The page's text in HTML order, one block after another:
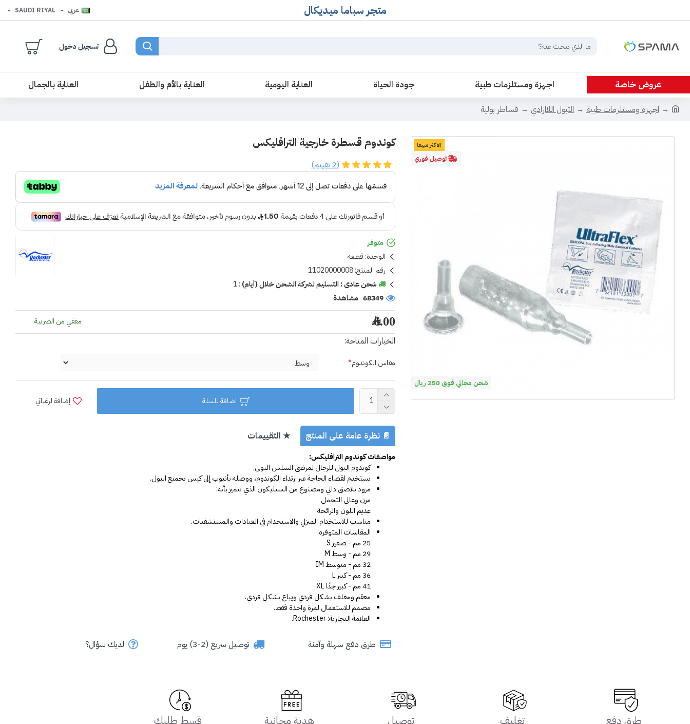
متجر سباما ميديكال عربي SAUDI RIYAL
تسجيل دخول
عروض خاصة اجهزة ومستلزمات طبية جودة الحياة العناية اليومية العناية بالأم والطفل
العناية بالجمال
اجهزة ومستلزمات طبية
التبول اللاارادي قساطر بولية
الاكثر مبيعا
توصيل فوري
شحن مجاني فوق 250 ريال
كوندوم قسطرة خارجية الترافليكس
متوفر
الوحدة: قطعة
رقم المنتج:11020000008
شحن عادى : التسليم لشركة الشحن خلال (أيام) :
1
68349 مشاهدة
(2 تقييم)
6.00 ﷼ معفي من الضريبة
الخيارات المتاحة:
مقاس الكوندوم
اضافة للسلة إضافة لرغباتي
طرق دفع سهلة وآمنة توصيل سريع (2-3) يوم لديك سؤال؟
📄 نظرة عامة على المنتج ★ التقييمات
مواصفات كوندوم الترافليكس:
كوندوم البول للرجال لمرضى السلس البولي.
يستخدم لقضاء الحاجة عبر ارتداء الكوندوم، ووصله بأنبوب إلى كيس تجميع البول.
مزود بلاصق ذاتي ومصنوع من السيليكون الذي يتميز بأنه:
مرن وعالي التحمل
عديم اللون والرائحة
مناسب للاستخدام المنزلي والاستخدام في العيادات والمستشفيات.
المقاسات المتوفرة:
25 مم - صغير S
29 مم - وسط M
32 مم - متوسط IM
36 مم - كبير L
41 مم - كبير جدًا XL
معقم ومغلف بشكل فردي ويباع بشكل فردي.
مصمم للاستعمال لمرة واحدة فقط.
العلامة التجارية: Rochester.
طرق دفع تغليف توصيل هدية مجانية قسط طلبك